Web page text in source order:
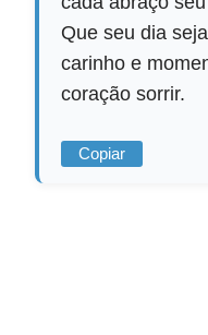
Que seu dia
carinho e
coração sorrir.
Copiar